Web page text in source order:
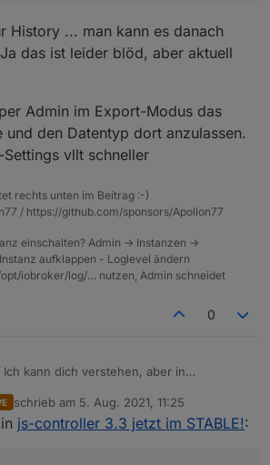
gelöscht hätte.
History ... man kann es danach
das ist leider blöd, aber aktuell
Admin im Export-Modus das
und den Datentyp dort anzulassen.
vllt schneller
rechts unten im Beitrag :-)
/ https://github.com/sponsors/Apollon77
einschalten? Admin -> Instanzen ->
aufklappen - Loglevel ändern
iobroker/log/… nutzen, Admin schneidet
0
Ich kann dich verstehen, aber in
ca. 3 Monate an den Adaptern gearbeitet
über 80 Adapter aktualisiert welche
es auch eine Info-Adapter-Meldung dazu
schrieb am 5. Aug. 2021, 11:25
zuletzt editiert von
js-controller 3.3 jetzt im STABLE!: